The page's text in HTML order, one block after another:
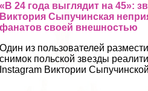
«В 24 года выглядит на 45»:
Виктория Сыпучинская
фанатов своей внешностью
Один из пользователей
снимок польской звезды
Instagram Виктории